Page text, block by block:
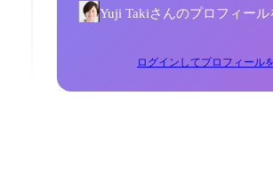
Yuji Takiさんのプロフィール
ログインしてプロフィール